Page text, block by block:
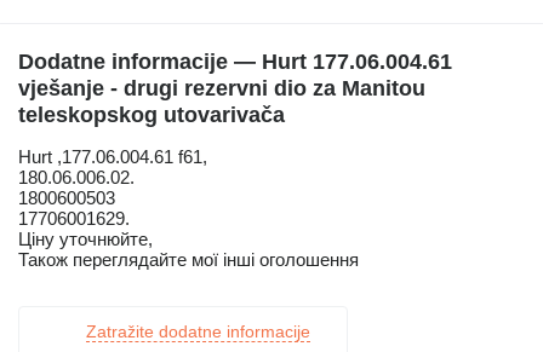
Dodatne informacije — Hurt 177.06.004.61
vješanje - drugi rezervni dio za Manitou
teleskopskog utovarivačа
Hurt ,177.06.004.61 f61,
180.06.006.02.
1800600503
17706001629.
Ціну уточнюйте,
Також переглядайте мої інші оголошення
Zatražite dodatne informacije